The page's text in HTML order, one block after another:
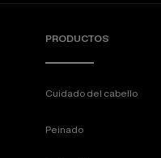
PRODUCTOS
Cuidado del cabello
Peinado